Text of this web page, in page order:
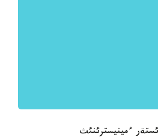
ءمينيسترئنئث